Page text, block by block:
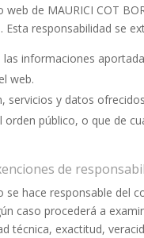
web de MAURICI COT
responsabilidad se
las informaciones
web.
servicios y datos
orden público, o que de
de
se hace responsable
caso procederá a
técnica, exactitud,